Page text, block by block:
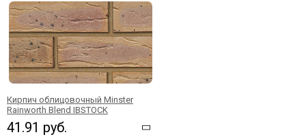
Кирпич облицовочный Minster
Rainworth Blend IBSTOCK
41.91 руб.